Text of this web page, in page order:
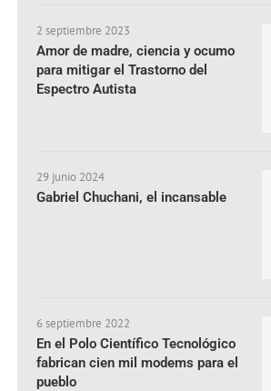
2 septiembre 2023
Amor de madre, ciencia y ocumo
para mitigar el Trastorno del
Espectro Autista
29 junio 2024
Gabriel Chuchani, el incansable
6 septiembre 2022
En el Polo Científico Tecnológico
fabrican cien mil modems para el
pueblo